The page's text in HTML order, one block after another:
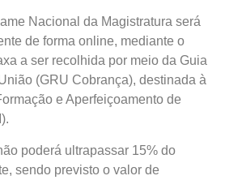
Nacional da Magistratura será
de forma online, mediante o
a ser recolhida por meio da Guia
(GRU Cobrança), destinada à
e Aperfeiçoamento de
poderá ultrapassar 15% do
sendo previsto o valor de